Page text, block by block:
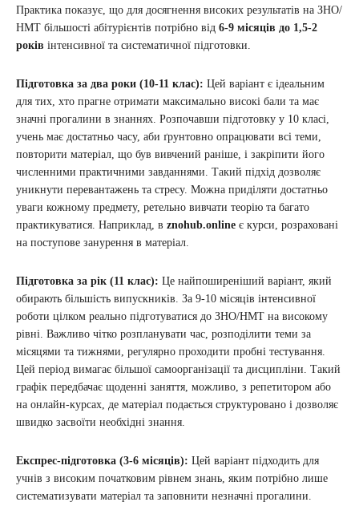
Практика показує, що для досягнення високих результатів на ЗНО/
НМТ більшості абітурієнтів потрібно від 6-9 місяців до 1,5-2
років інтенсивної та систематичної підготовки.
Підготовка за два роки (10-11 клас): Цей варіант є ідеальним
для тих, хто прагне отримати максимально високі бали та має
значні прогалини в знаннях. Розпочавши підготовку у 10 класі,
учень має достатньо часу, аби ґрунтовно опрацювати всі теми,
повторити матеріал, що був вивчений раніше, і закріпити його
численними практичними завданнями. Такий підхід дозволяє
уникнути перевантажень та стресу. Можна приділяти достатньо
уваги кожному предмету, ретельно вивчати теорію та багато
практикуватися. Наприклад, в znohub.online є курси, розраховані
на поступове занурення в матеріал.
Підготовка за рік (11 клас): Це найпоширеніший варіант, який
обирають більшість випускників. За 9-10 місяців інтенсивної
роботи цілком реально підготуватися до ЗНО/НМТ на високому
рівні. Важливо чітко розпланувати час, розподілити теми за
місяцями та тижнями, регулярно проходити пробні тестування.
Цей період вимагає більшої самоорганізації та дисципліни. Такий
графік передбачає щоденні заняття, можливо, з репетитором або
на онлайн-курсах, де матеріал подається структуровано і дозволяє
швидко засвоїти необхідні знання.
Експрес-підготовка (3-6 місяців): Цей варіант підходить для
учнів з високим початковим рівнем знань, яким потрібно лише
систематизувати матеріал та заповнити незначні прогалини.